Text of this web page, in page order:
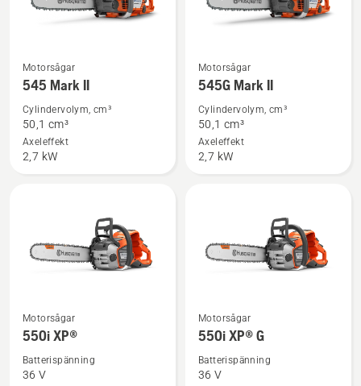
Se
mer
om
545
Mark
Motorsågar
545 Mark II
Cylindervolym, cm³
50,1 cm³
Axeleffekt
2,7 kW
Se
mer
om
545G
Mark
Motorsågar
545G Mark II
Cylindervolym, cm³
50,1 cm³
Axeleffekt
2,7 kW
Se
mer
om
Motorsågar
550i XP®
Batterispänning
36 V
Se
mer
om
Motorsågar
550i XP® G
Batterispänning
36 V